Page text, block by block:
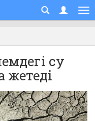
су
жетеді